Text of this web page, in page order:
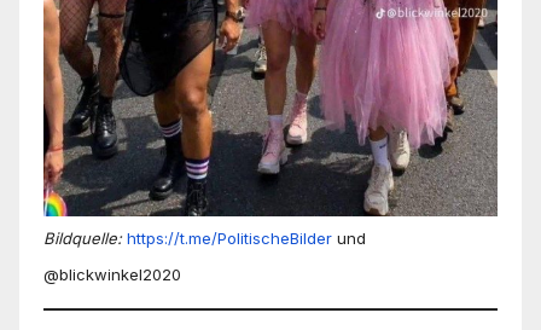
Bildquelle: https://t.me/PolitischeBilder und
@blickwinkel2020